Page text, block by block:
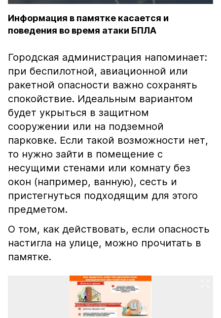
Информация в памятке касается и
поведения во время атаки БПЛА
Городская администрация напоминает:
при беспилотной, авиационной или
ракетной опасности важно сохранять
спокойствие. Идеальным вариантом
будет укрыться в защитном
сооружении или на подземной
парковке. Если такой возможности нет,
то нужно зайти в помещение с
несущими стенами или комнату без
окон (например, ванную), сесть и
пристегнуться подходящим для этого
предметом.
О том, как действовать, если опасность
настигла на улице, можно прочитать в
памятке.